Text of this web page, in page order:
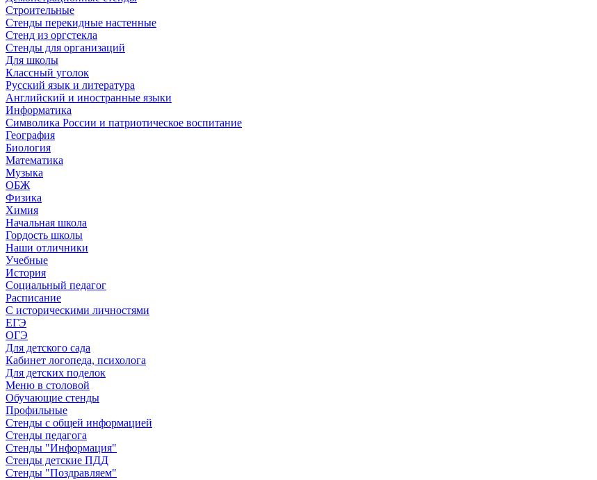
Строительные
Стенды перекидные настенные
Стенд из оргстекла
Стенды для организаций
Для школы
Классный уголок
Русский язык и литература
Английский и иностранные языки
Информатика
Символика России и патриотическое воспитание
География
Биология
Математика
Музыка
ОБЖ
Физика
Химия
Начальная школа
Гордость школы
Наши отличники
Учебные
История
Социальный педагог
Расписание
С историческими личностями
ЕГЭ
ОГЭ
Для детского сада
Кабинет логопеда, психолога
Для детских поделок
Меню в столовой
Обучающие стенды
Профильные
Стенды с общей информацией
Стенды педагога
Стенды "Информация"
Стенды детские ПДД
Стенды "Поздравляем"